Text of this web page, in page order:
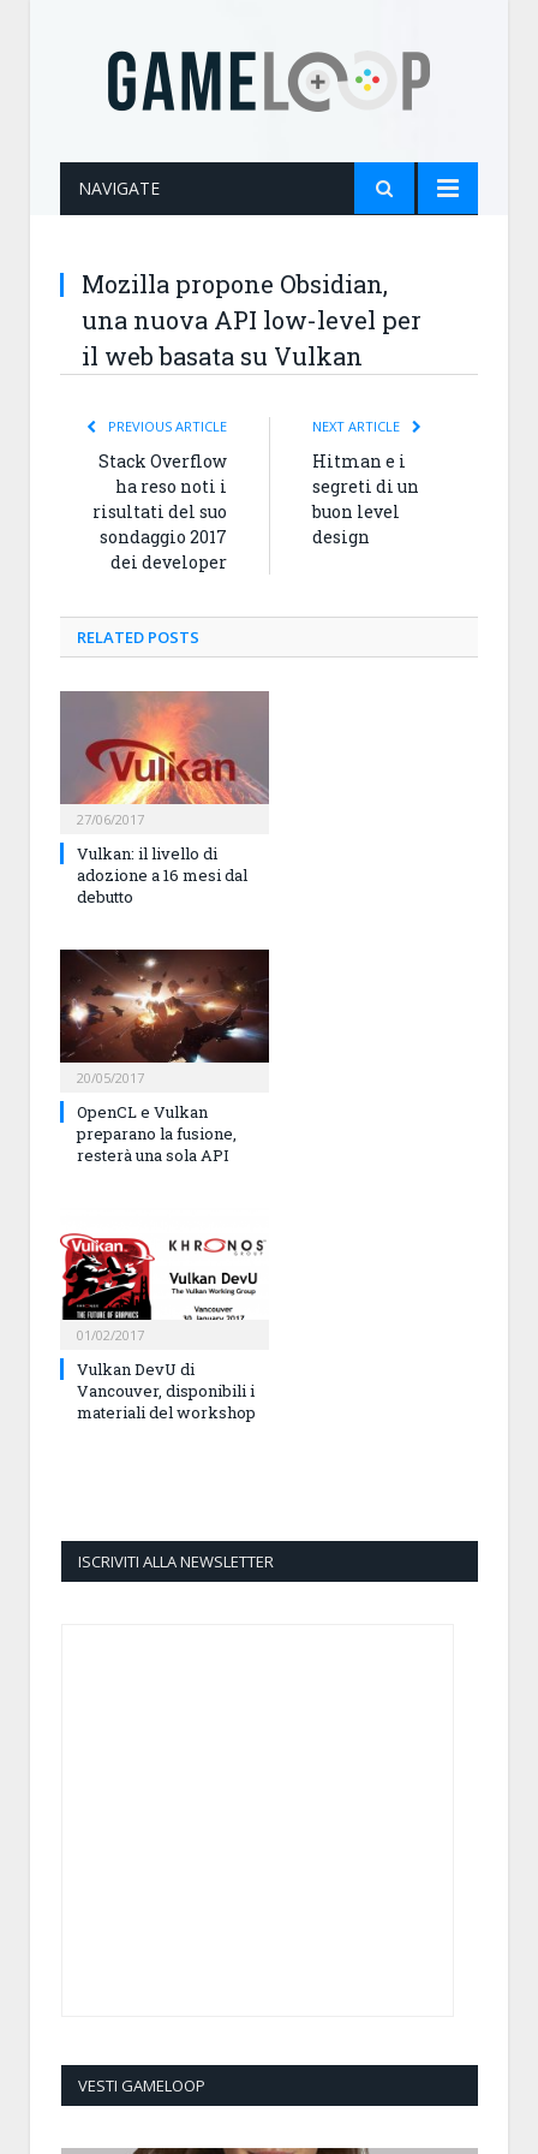
NAVIGATE
Mozilla propone Obsidian,
una nuova API low-level per
il web basata su Vulkan
PREVIOUS ARTICLE
Stack Overflow
ha reso noti i
risultati del suo
sondaggio 2017
dei developer
NEXT ARTICLE
Hitman e i
segreti di un
buon level
design
RELATED POSTS
27/06/2017
Vulkan: il livello di
adozione a 16 mesi dal
debutto
20/05/2017
OpenCL e Vulkan
preparano la fusione,
resterà una sola API
01/02/2017
Vulkan DevU di
Vancouver, disponibili i
materiali del workshop
ISCRIVITI ALLA NEWSLETTER
VESTI GAMELOOP